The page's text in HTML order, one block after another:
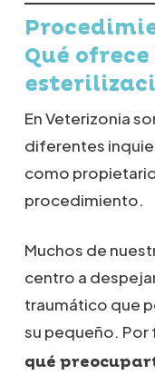
Qué
En Veterizonia
diferentes
como
procedimiento.
Muchos de
centro a
traumático que
su pequeño. Por
qué